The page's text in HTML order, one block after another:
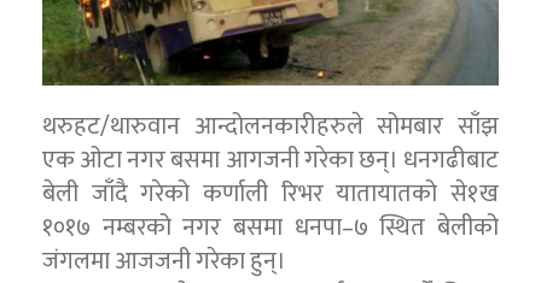
थरुहट/थारुवान आन्दोलनकारीहरुले सोमबार साँझ
एक ओटा नगर बसमा आगजनी गरेका छन्। धनगढीबाट
बेली जाँदै गरेको कर्णाली रिभर यातायातको से१ख
१०१७ नम्बरको नगर बसमा धनपा–७ स्थित बेलीको
जंगलमा आजजनी गरेका हुन्।